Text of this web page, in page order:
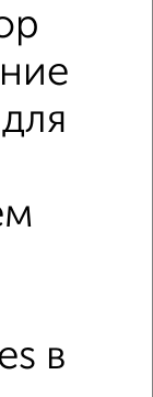
Из сип панелей
Загородный
в